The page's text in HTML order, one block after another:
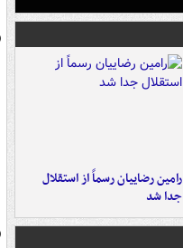
رامین رضاییان رسماً از استقلال
جدا شد